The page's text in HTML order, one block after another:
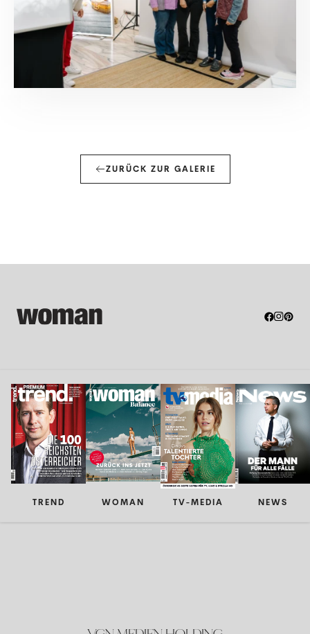
ZURÜCK ZUR GALERIE
TREND WOMAN TV-MEDIA NEWS